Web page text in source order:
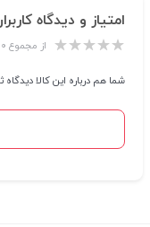
امتیاز و دیدگاه
از مجموع ۰ امتیاز
شما هم درباره این کالا